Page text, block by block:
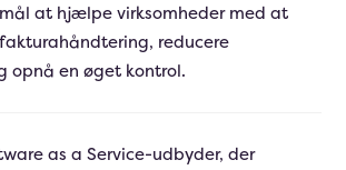
at hjælpe virksomheder med at
reducere
opnå en øget kontrol.
as a Service-udbyder, der